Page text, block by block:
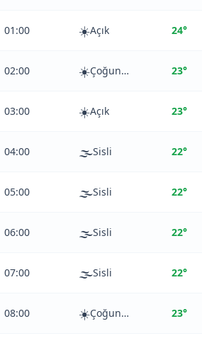
01:00 ☀️Açık 24°
02:00 ☀️ Çoğunlukla Açık 23°
03:00 ☀️Açık 23°
04:00 🌫️Sisli 22°
05:00 🌫️Sisli 22°
06:00 🌫️Sisli 22°
07:00 🌫️Sisli 22°
08:00 ☀️ Çoğunlukla Açık 23°